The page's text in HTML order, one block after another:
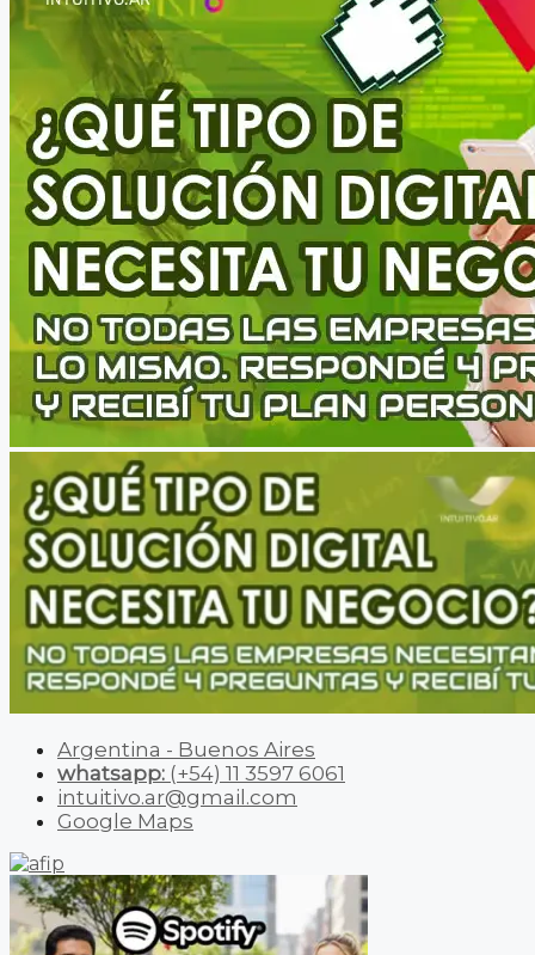
Argentina - Buenos Aires
whatsapp: (+54) 11 3597 6061
intuitivo.ar@gmail.com
Google Maps